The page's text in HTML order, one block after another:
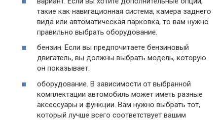
такие как навигационная система, камера заднего
вида или автоматическая парковка, то вам нужно
правильно выбрать оборудование.
бензин. Если вы предпочитаете бензиновый
двигатель, вы должны выбрать модель, которую
он показывает.
оборудование. В зависимости от выбранной
комплектации автомобиль может иметь разные
аксессуары и функции. Вам нужно выбрать тот,
который лучше всего соответствует вашим